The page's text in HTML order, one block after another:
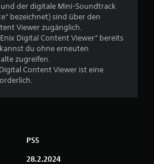
u
der digitale Mini-Soundtrack
bezeichnet) sind über den
Viewer zugänglich.
Digital Content Viewer“ bereits
du ohne erneuten
zugreifen.
Content Viewer ist eine
PS5
28.2.2024